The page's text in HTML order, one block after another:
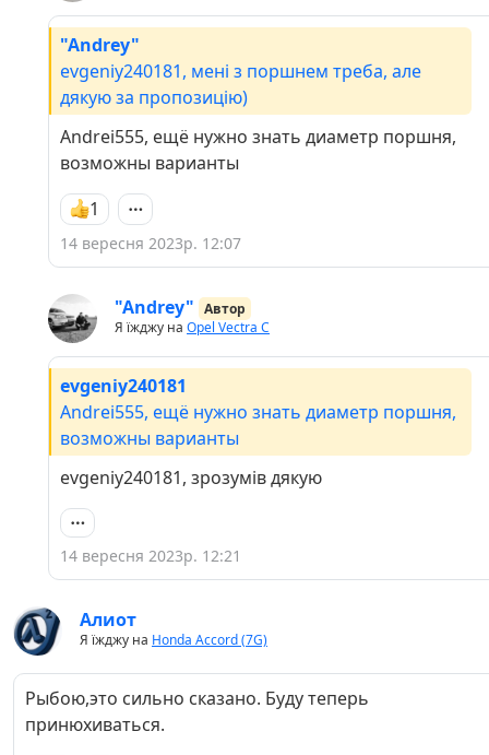
"Andrey"
evgeniy240181, мені з поршнем треба, але
дякую за пропозицію)
Andrei555, ещё нужно знать диаметр поршня,
возможны варианты
1
14 вересня 2023р. 12:07
"Andrey" Автор
Я їжджу на Opel Vectra C
evgeniy240181
Andrei555, ещё нужно знать диаметр поршня,
возможны варианты
evgeniy240181, зрозумів дякую
14 вересня 2023р. 12:21
Алиот
Я їжджу на Honda Accord (7G)
Рыбою,это сильно сказано. Буду теперь
принюхиваться.